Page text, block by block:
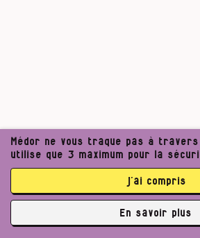
Médor ne vous traque pas à travers
utilise que 3 maximum pour la
j’ai compris
En savoir plus